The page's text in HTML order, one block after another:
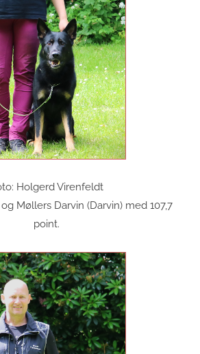
Holgerd Virenfeldt
Møllers Darvin (Darvin) med 107,7
point.